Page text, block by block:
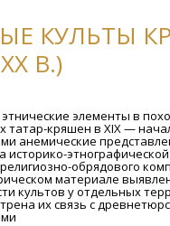
КУЛЬТЫ
В.)
элементы в
татар-кряшен в XIX —
анемические
этнографической
обрядового
материале
культов у отдельных
их связь с